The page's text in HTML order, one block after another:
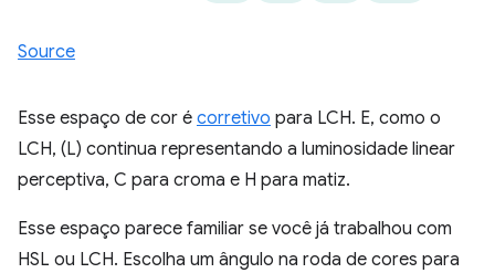
Source
Esse espaço de cor é corretivo para LCH. E, como o
LCH, (L) continua representando a luminosidade linear
perceptiva, C para croma e H para matiz.
Esse espaço parece familiar se você já trabalhou com
HSL ou LCH. Escolha um ângulo na roda de cores para